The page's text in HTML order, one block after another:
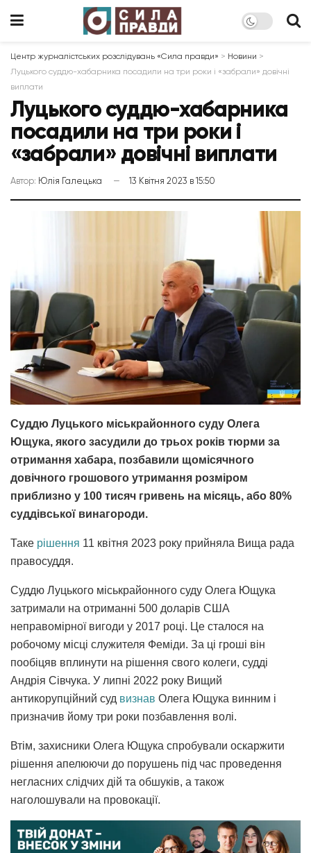
Центр журналістських розслідувань «Сила правди» > Новини >
Луцького суддю-хабарника посадили на три роки і «забрали» довічні
виплати
Луцького суддю-хабарника
посадили на три роки і
«забрали» довічні виплати
Автор: Юлія Галецька 13 Квітня 2023 в 15:50
Суддю Луцького міськрайонного суду Олега
Ющука, якого засудили до трьох років тюрми за
отримання хабара, позбавили щомісячного
довічного грошового утримання розміром
приблизно у 100 тисяч гривень на місяць, або 80%
суддівської винагороди.
Таке рішення 11 квітня 2023 року прийняла Вища рада
правосуддя.
Суддю Луцького міськрайонного суду Олега Ющука
затримали на отриманні 500 доларів США
неправомірної вигоди у 2017 році. Це сталося на
робочому місці служителя Феміди. За ці гроші він
пообіцяв вплинути на рішення свого колеги, судді
Андрія Сівчука. У липні 2022 року Вищий
антикорупційний суд визнав Олега Ющука винним і
призначив йому три роки позбавлення волі.
Втім, захисники Олега Ющука спробували оскаржити
рішення апелюючи до порушень під час проведення
негласних слідчих дій та обшуків, а також
наголошували на провокації.